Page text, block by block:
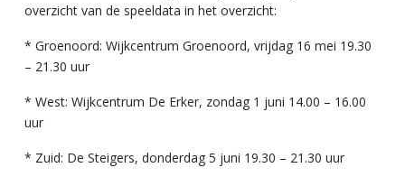
overzicht van de speeldata in het overzicht:
* Groenoord: Wijkcentrum Groenoord, vrijdag 16 mei 19.30
– 21.30 uur
* West: Wijkcentrum De Erker, zondag 1 juni 14.00 – 16.00
uur
* Zuid: De Steigers, donderdag 5 juni 19.30 – 21.30 uur